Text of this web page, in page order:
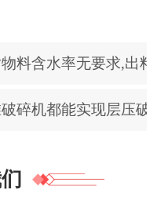
料含水率无要求,出
碎机都能实现层压破